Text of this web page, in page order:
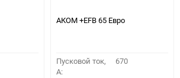
АКОМ +EFB 65 Евро
Пусковой ток,
A:
670